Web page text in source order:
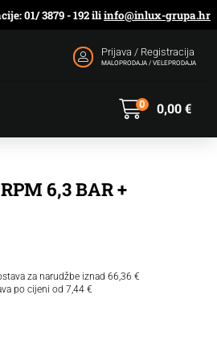
01/ 3879 - 192 iliinfo@inlux-grupa.hr
Prijava / Registracija
MALOPRODAJA / VELEPRODAJA
0,00€
0
6,3 BAR +
za narudžbe iznad 66,36 €
po cijeni od 7,44 €